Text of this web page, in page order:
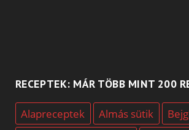
RECEPTEK: MÁR TÖBB MINT 200
Alapreceptek Almás sütik